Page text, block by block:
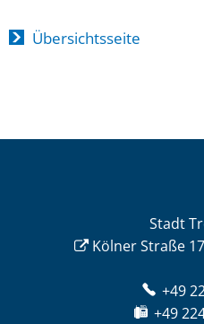
Übersichtsseite
Stadt
Kölner Straße
+49
+49